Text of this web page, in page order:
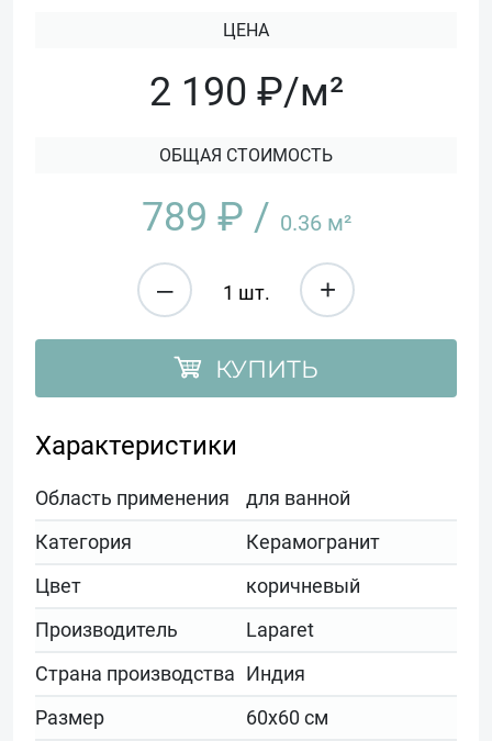
ЦЕНА
2 190 ₽/м²
ОБЩАЯ СТОИМОСТЬ
789 ₽ / 0.36 м²
– +
КУПИТЬ
Характеристики
Область применения
для ванной
Категория
Керамогранит
Цвет
коричневый
Производитель
Laparet
Страна производства Индия
Размер
60x60 см